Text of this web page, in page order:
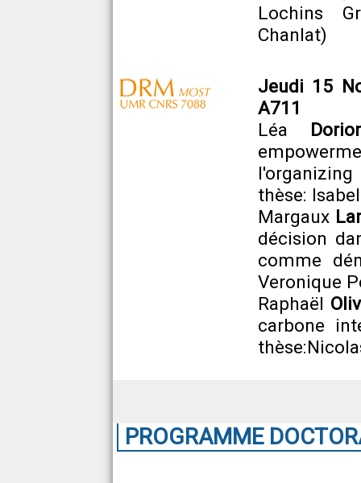
Lochins
Chanlat)
Jeudi 15
A711
Léa
thèse:
Margaux
décision
comme
Veronique
Raphaël
carbone
PROGRAMME